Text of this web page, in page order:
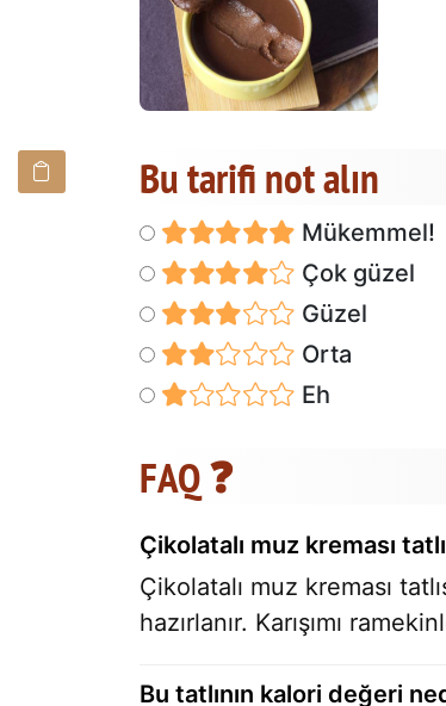
Bu tarifi not alın
Mükemmel!
Çok güzel
Güzel
Orta
Eh
FAQ ❓
Çikolatalı muz kreması
Çikolatalı muz kreması
hazırlanır. Karışımı
Bu tatlının kalori değeri